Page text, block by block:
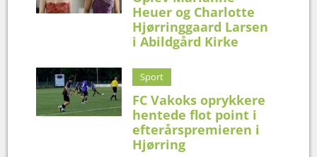
Heuer og Charlotte
Hjørringgaard Larsen
i Abildgård Kirke
Sport
FC Vakoks oprykkere
hentede flot point i
efterårspremieren i
Hjørring